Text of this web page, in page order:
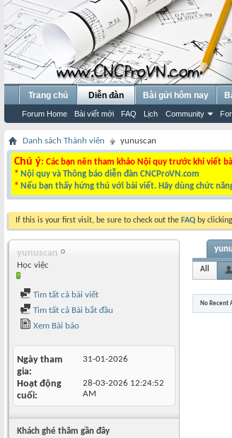
Trang chủ Diễn đàn
Forum Home Bài viết mới FAQ Lịch Community
Bài gửi hôm nay
Danh sách Thành viên yunuscan
Chú ý: Các bạn nên tham khảo Nội quy trước khi viết
* Nội quy và Thông báo diễn đàn CNCProVN.com
* Nếu bạn thấy hứng thú với bài viết. Hãy dùng chức
If this is your first visit, be sure to check out the FAQ by
yunuscan
Học việc
Tìm tất cả bài viết
Tìm tất cả Bài bắt đầu
Xem Bài báo
Ngày tham
gia
31-01-2026
Hoạt động
cuối
28-03-2026 12:24:52
AM
Khách ghé thăm gần đây
All
No Recent